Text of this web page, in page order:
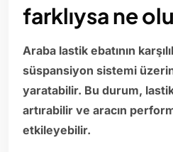
farklıysa ne
Araba lastik ebatının
süspansiyon sistemi
yaratabilir. Bu durum,
artırabilir ve aracın
etkileyebilir.